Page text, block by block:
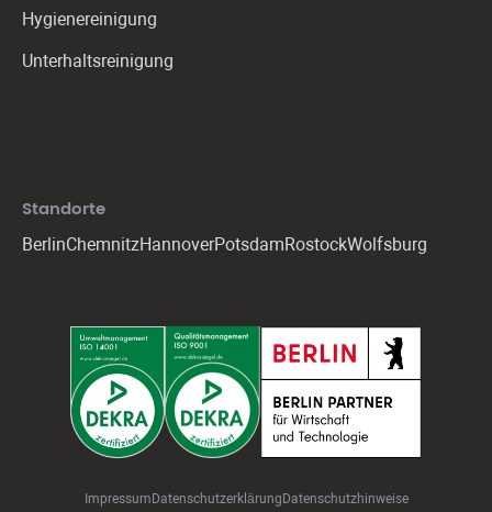
Hygienereinigung
Unterhaltsreinigung
Standorte
BerlinChemnitzHannoverPotsdamRostockWolfsburg
Impressum Datenschutzerklärung Datenschutzhinweise